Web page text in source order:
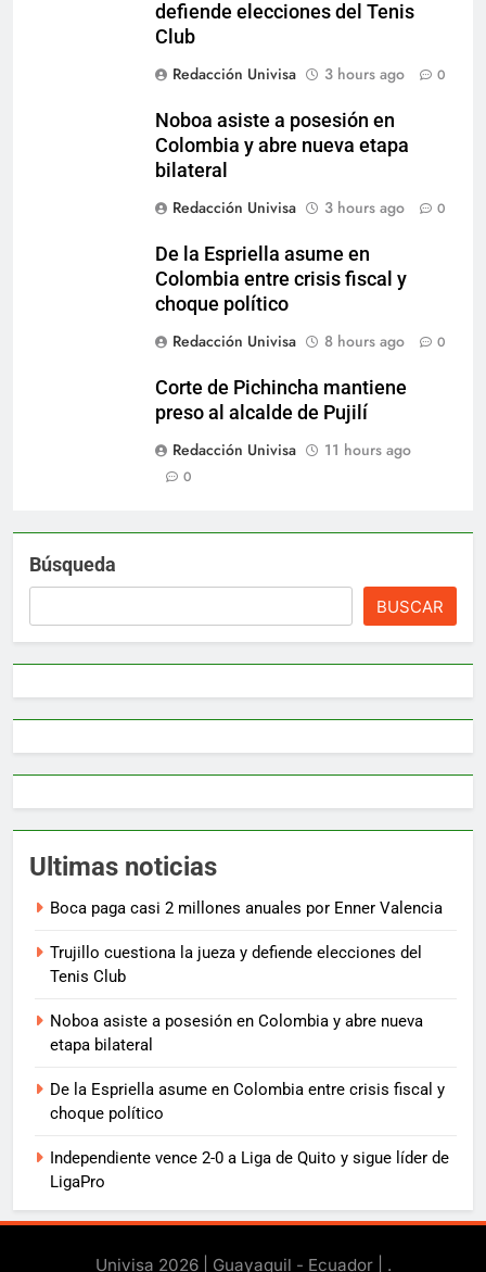
defiende elecciones del Tenis
Club
Redacción Univisa
3 hours ago 0
Noboa asiste a posesión en
Colombia y abre nueva etapa
bilateral
Redacción Univisa
3 hours ago 0
De la Espriella asume en
Colombia entre crisis fiscal y
choque político
Redacción Univisa
8 hours ago 0
Corte de Pichincha mantiene
preso al alcalde de Pujilí
Redacción Univisa
11 hours ago
0
Búsqueda
BUSCAR
Ultimas noticias
Boca paga casi 2 millones anuales por Enner Valencia
Trujillo cuestiona la jueza y defiende elecciones del
Tenis Club
Noboa asiste a posesión en Colombia y abre nueva
etapa bilateral
De la Espriella asume en Colombia entre crisis fiscal y
choque político
Independiente vence 2-0 a Liga de Quito y sigue líder de
LigaPro
Univisa 2026 | Guayaquil - Ecuador | .